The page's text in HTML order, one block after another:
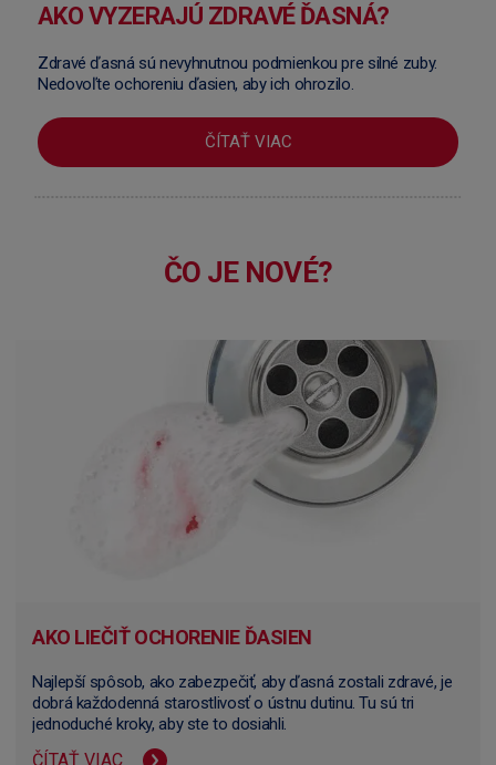
AKO VYZERAJÚ ZDRAVÉ ĎASNÁ?
Zdravé ďasná sú nevyhnutnou podmienkou pre silné zuby.
Nedovoľte ochoreniu ďasien, aby ich ohrozilo.
ČÍTAŤ VIAC
ČO JE NOVÉ?
AKO LIEČIŤ OCHORENIE ĎASIEN
Najlepší spôsob, ako zabezpečiť, aby ďasná zostali zdravé, je
dobrá každodenná starostlivosť o ústnu dutinu. Tu sú tri
jednoduché kroky, aby ste to dosiahli.
ČÍTAŤ VIAC